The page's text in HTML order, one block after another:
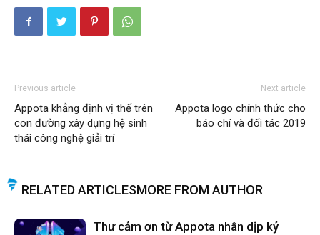
Previous article
Appota khẳng định vị thế trên
con đường xây dựng hệ sinh
thái công nghệ giải trí
Next article
Appota logo chính thức cho
báo chí và đối tác 2019
RELATED ARTICLESMORE FROM AUTHOR
Thư cảm ơn từ Appota nhân dịp kỷ